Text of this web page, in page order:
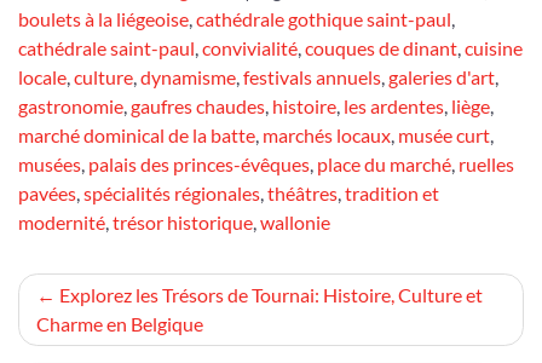
boulets à la liégeoise,cathédrale gothique saint-paul,
cathédrale saint-paul,convivialité,couques de dinant,cuisine
locale,culture,dynamisme,festivals annuels,galeries d'art,
gastronomie,gaufres chaudes, histoire, les ardentes, liège,
marché dominical de la batte, marchés locaux, musée curt,
musées, palais des princes-évêques, place du marché, ruelles
pavées,spécialités régionales,théâtres,tradition et
modernité,trésor historique,wallonie
Navigation
de
Explorez les Trésors de Tournai: Histoire, Culture et
Charme en Belgique